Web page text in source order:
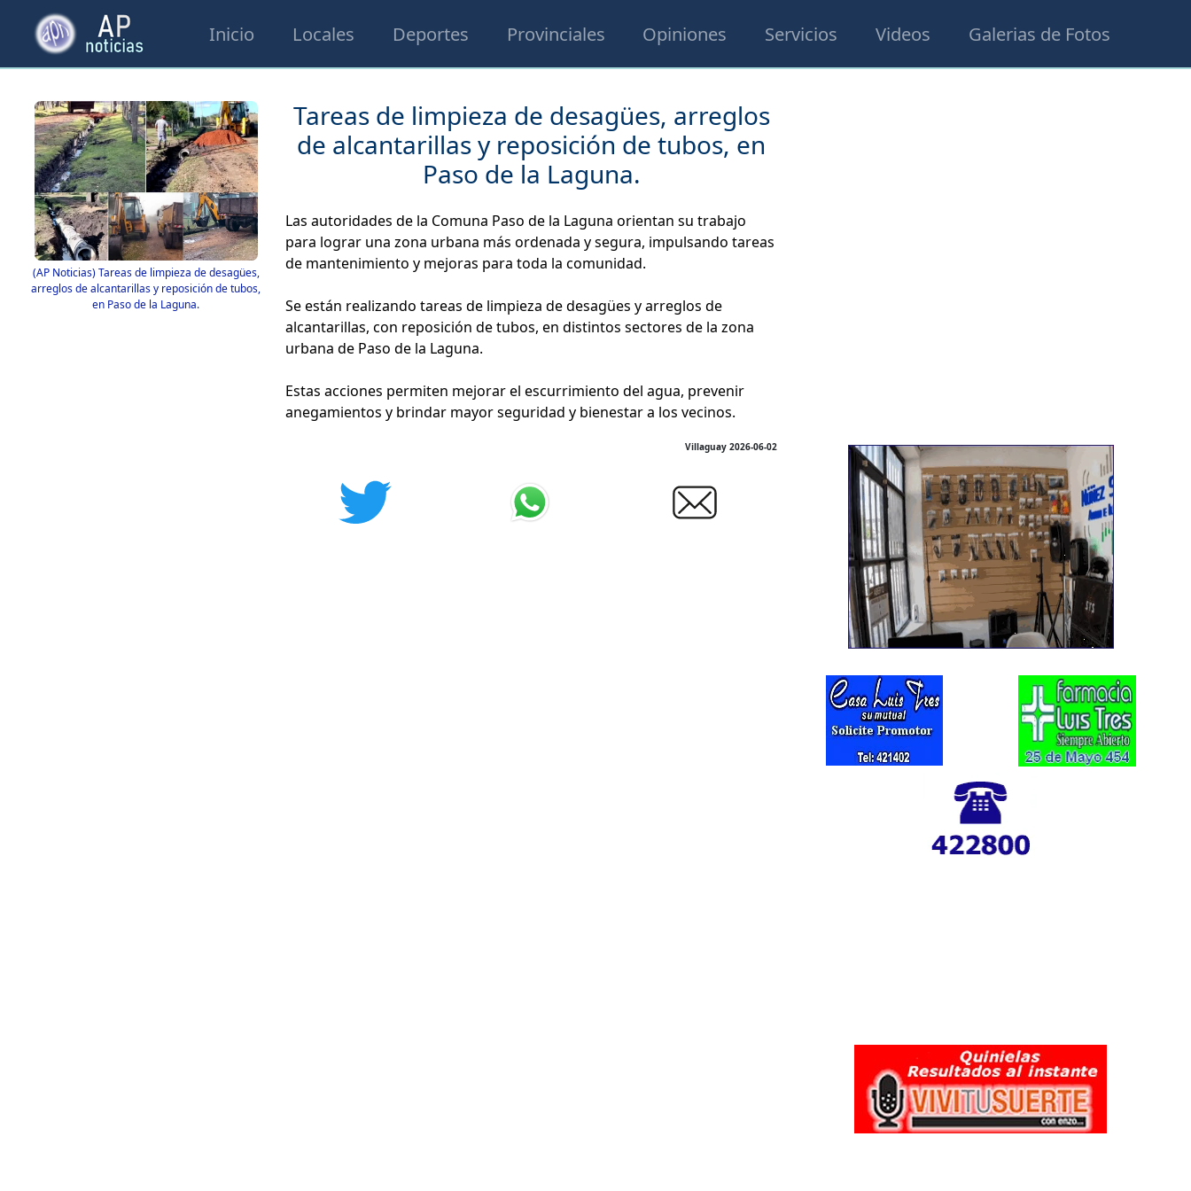
Inicio Locales Deportes Provinciales Opiniones Servicios Videos Galerias de Fotos
(AP Noticias) Tareas de limpieza de desagües,
arreglos de alcantarillas y reposición de tubos,
en Paso de la Laguna.
Tareas de limpieza de desagües, arreglos
de alcantarillas y reposición de tubos, en
Paso de la Laguna.
Las autoridades de la Comuna Paso de la Laguna orientan su trabajo
para lograr una zona urbana más ordenada y segura, impulsando tareas
de mantenimiento y mejoras para toda la comunidad.
Se están realizando tareas de limpieza de desagües y arreglos de
alcantarillas, con reposición de tubos, en distintos sectores de la zona
urbana de Paso de la Laguna.
Estas acciones permiten mejorar el escurrimiento del agua, prevenir
anegamientos y brindar mayor seguridad y bienestar a los vecinos.
Villaguay 2026-06-02